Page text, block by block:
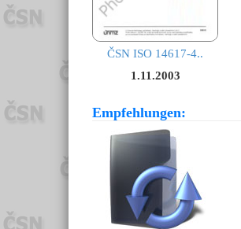
ČSN ISO 14617-4..
1.11.2003
Empfehlungen: